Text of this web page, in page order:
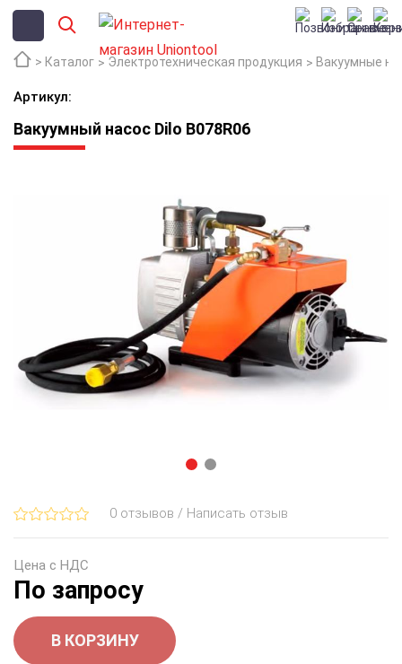
Каталог Электротехническая продукция Вакуумные
Артикул:
Вакуумный насос Dilo B078R06
0 отзывов / Написать отзыв
Цена с НДС
По запросу
В КОРЗИНУ